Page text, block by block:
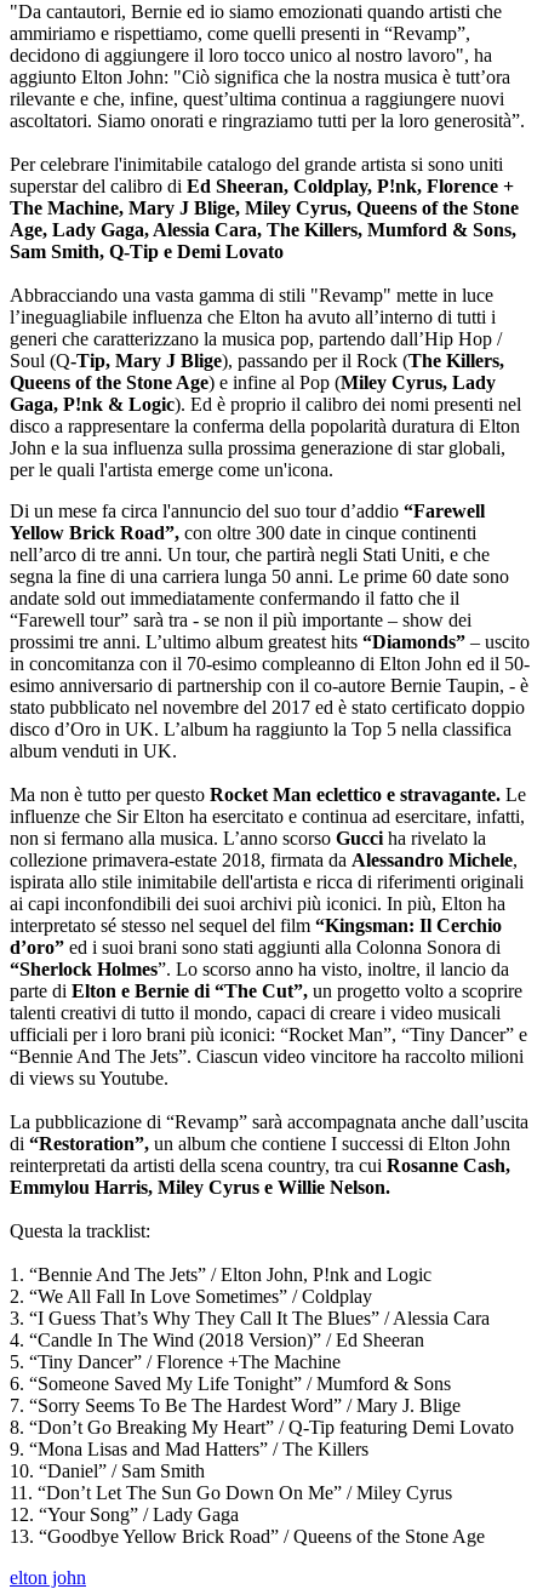
"Da cantautori, Bernie ed io siamo emozionati quando artisti che
ammiriamo e rispettiamo, come quelli presenti in “Revamp”,
decidono di aggiungere il loro tocco unico al nostro lavoro", ha
aggiunto Elton John: "Ciò significa che la nostra musica è tutt’ora
rilevante e che, infine, quest’ultima continua a raggiungere nuovi
ascoltatori. Siamo onorati e ringraziamo tutti per la loro generosità”.
Per celebrare l'inimitabile catalogo del grande artista si sono uniti
superstar del calibro di Ed Sheeran, Coldplay, P!nk, Florence +
The Machine, Mary J Blige, Miley Cyrus, Queens of the Stone
Age, Lady Gaga, Alessia Cara, The Killers, Mumford & Sons,
Sam Smith, Q-Tip e Demi Lovato
Abbracciando una vasta gamma di stili "Revamp" mette in luce
l’ineguagliabile influenza che Elton ha avuto all’interno di tutti i
generi che caratterizzano la musica pop, partendo dall’Hip Hop /
Soul (Q-Tip, Mary J Blige), passando per il Rock (The Killers,
Queens of the Stone Age) e infine al Pop (Miley Cyrus, Lady
Gaga, P!nk & Logic). Ed è proprio il calibro dei nomi presenti nel
disco a rappresentare la conferma della popolarità duratura di Elton
John e la sua influenza sulla prossima generazione di star globali,
per le quali l'artista emerge come un'icona.
Di un mese fa circa l'annuncio del suo tour d’addio “Farewell
Yellow Brick Road”, con oltre 300 date in cinque continenti
nell’arco di tre anni. Un tour, che partirà negli Stati Uniti, e che
segna la fine di una carriera lunga 50 anni. Le prime 60 date sono
andate sold out immediatamente confermando il fatto che il
“Farewell tour” sarà tra - se non il più importante – show dei
prossimi tre anni. L’ultimo album greatest hits “Diamonds” – uscito
in concomitanza con il 70-esimo compleanno di Elton John ed il 50-
esimo anniversario di partnership con il co-autore Bernie Taupin, - è
stato pubblicato nel novembre del 2017 ed è stato certificato doppio
disco d’Oro in UK. L’album ha raggiunto la Top 5 nella classifica
album venduti in UK.
Ma non è tutto per questo Rocket Man eclettico e stravagante. Le
influenze che Sir Elton ha esercitato e continua ad esercitare, infatti,
non si fermano alla musica. L’anno scorso Gucci ha rivelato la
collezione primavera-estate 2018, firmata da Alessandro Michele,
ispirata allo stile inimitabile dell'artista e ricca di riferimenti originali
ai capi inconfondibili dei suoi archivi più iconici. In più, Elton ha
interpretato sé stesso nel sequel del film “Kingsman: Il Cerchio
d’oro” ed i suoi brani sono stati aggiunti alla Colonna Sonora di
“Sherlock Holmes”. Lo scorso anno ha visto, inoltre, il lancio da
parte di Elton e Bernie di “The Cut”, un progetto volto a scoprire
talenti creativi di tutto il mondo, capaci di creare i video musicali
ufficiali per i loro brani più iconici: “Rocket Man”, “Tiny Dancer” e
“Bennie And The Jets”. Ciascun video vincitore ha raccolto milioni
di views su Youtube.
La pubblicazione di “Revamp” sarà accompagnata anche dall’uscita
di “Restoration”, un album che contiene I successi di Elton John
reinterpretati da artisti della scena country, tra cui Rosanne Cash,
Emmylou Harris, Miley Cyrus e Willie Nelson.
Questa la tracklist:
1. “Bennie And The Jets” / Elton John, P!nk and Logic
2. “We All Fall In Love Sometimes” / Coldplay
3. “I Guess That’s Why They Call It The Blues” / Alessia Cara
4. “Candle In The Wind (2018 Version)” / Ed Sheeran
5. “Tiny Dancer” / Florence +The Machine
6. “Someone Saved My Life Tonight” / Mumford & Sons
7. “Sorry Seems To Be The Hardest Word” / Mary J. Blige
8. “Don’t Go Breaking My Heart” / Q-Tip featuring Demi Lovato
9. “Mona Lisas and Mad Hatters” / The Killers
10. “Daniel” / Sam Smith
11. “Don’t Let The Sun Go Down On Me” / Miley Cyrus
12. “Your Song” / Lady Gaga
13. “Goodbye Yellow Brick Road” / Queens of the Stone Age
elton john